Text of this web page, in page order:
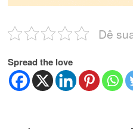
Dê
Spread the love